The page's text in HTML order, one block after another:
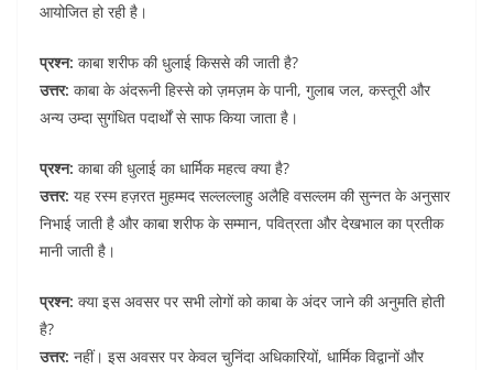
आयोजित हो रही है।
प्रश्न: काबा शरीफ की धुलाई किससे की जाती है?
उत्तर: काबा के अंदरूनी हिस्से को ज़मज़म के पानी, गुलाब जल, कस्तूरी और
अन्य उम्दा सुगंधित पदार्थों से साफ किया जाता है।
प्रश्न: काबा की धुलाई का धार्मिक महत्व क्या है?
उत्तर: यह रस्म हज़रत मुहम्मद सल्लल्लाहु अलैहि वसल्लम की सुन्नत के अनुसार
निभाई जाती है और काबा शरीफ के सम्मान, पवित्रता और देखभाल का प्रतीक
मानी जाती है।
प्रश्न: क्या इस अवसर पर सभी लोगों को काबा के अंदर जाने की अनुमति होती
है?
उत्तर: नहीं। इस अवसर पर केवल चुनिंदा अधिकारियों, धार्मिक विद्वानों और